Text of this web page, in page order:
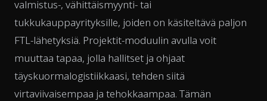
valmistus-, vähittäismyynti- tai
tukkukauppayrityksille, joiden on käsiteltävä paljon
FTL-lähetyksiä. Projektit-moduulin avulla voit
muuttaa tapaa, jolla hallitset ja ohjaat
täyskuormalogistiikkaasi, tehden siitä
virtaviivaisempaa ja tehokkaampaa. Tämän